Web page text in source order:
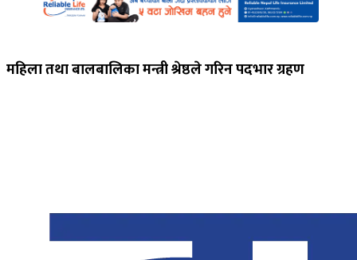
महिला तथा बालबालिका मन्त्री श्रेष्ठले गरिन पदभार ग्रहण